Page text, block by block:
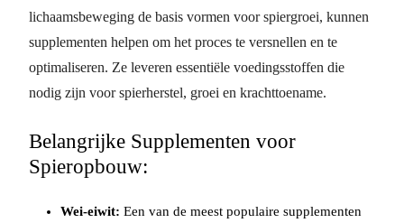
lichaamsbeweging de basis vormen voor spiergroei, kunnen
supplementen helpen om het proces te versnellen en te
optimaliseren. Ze leveren essentiële voedingsstoffen die
nodig zijn voor spierherstel, groei en krachttoename.
Belangrijke Supplementen voor
Spieropbouw:
Wei-eiwit: Een van de meest populaire supplementen